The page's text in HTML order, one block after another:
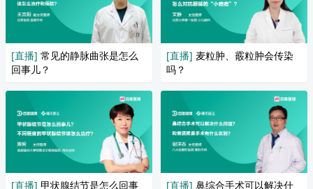
[直播] 常见的静脉曲张是怎么
回事儿？
[直播] 麦粒肿、霰粒肿会传染
吗？
[直播] 甲状腺结节是怎么回事 [直播] 鼻综合手术可以解决什